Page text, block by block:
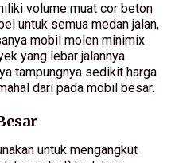
volume muat cor beton
untuk semua medan jalan,
mobil molen minimix
yang lebar jalannya
tampungnya sedikit harga
dari pada mobil besar.
untuk mengangkut